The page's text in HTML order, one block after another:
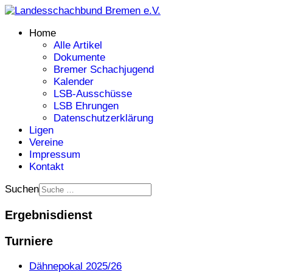
Home
Alle Artikel
Dokumente
Bremer Schachjugend
Kalender
LSB-Ausschüsse
LSB Ehrungen
Datenschutzerklärung
Ligen
Vereine
Impressum
Kontakt
Suchen
Ergebnisdienst
Turniere
Dähnepokal 2025/26